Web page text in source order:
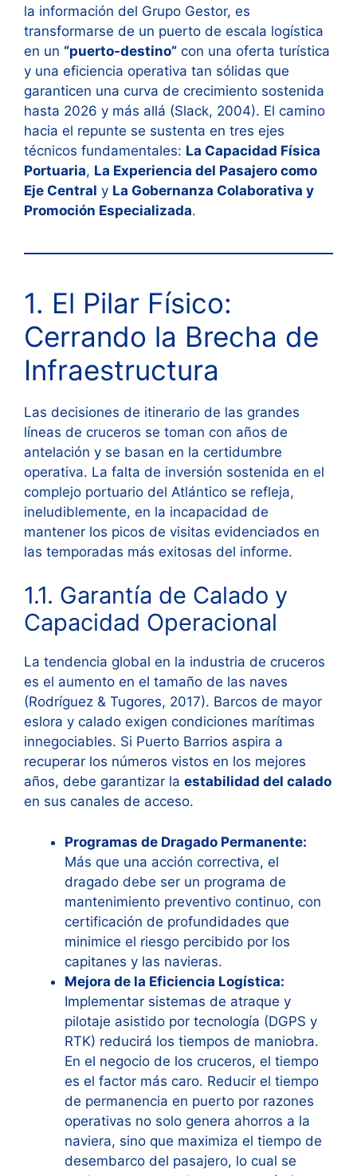
la información del Grupo Gestor, es
transformarse de un puerto de escala logística
en un “puerto-destino” con una oferta turística
y una eficiencia operativa tan sólidas que
garanticen una curva de crecimiento sostenida
hasta 2026 y más allá (Slack, 2004). El camino
hacia el repunte se sustenta en tres ejes
técnicos fundamentales: La Capacidad Física
Portuaria, La Experiencia del Pasajero como
Eje Central y La Gobernanza Colaborativa y
Promoción Especializada.
1. El Pilar Físico:
Cerrando la Brecha de
Infraestructura
Las decisiones de itinerario de las grandes
líneas de cruceros se toman con años de
antelación y se basan en la certidumbre
operativa. La falta de inversión sostenida en el
complejo portuario del Atlántico se refleja,
ineludiblemente, en la incapacidad de
mantener los picos de visitas evidenciados en
las temporadas más exitosas del informe.
1.1. Garantía de Calado y
Capacidad Operacional
La tendencia global en la industria de cruceros
es el aumento en el tamaño de las naves
(Rodríguez & Tugores, 2017). Barcos de mayor
eslora y calado exigen condiciones marítimas
innegociables. Si Puerto Barrios aspira a
recuperar los números vistos en los mejores
años, debe garantizar la estabilidad del calado
en sus canales de acceso.
Programas de Dragado Permanente:
Más que una acción correctiva, el
dragado debe ser un programa de
mantenimiento preventivo continuo, con
certificación de profundidades que
minimice el riesgo percibido por los
capitanes y las navieras.
Mejora de la Eficiencia Logística:
Implementar sistemas de atraque y
pilotaje asistido por tecnología (DGPS y
RTK) reducirá los tiempos de maniobra.
En el negocio de los cruceros, el tiempo
es el factor más caro. Reducir el tiempo
de permanencia en puerto por razones
operativas no solo genera ahorros a la
naviera, sino que maximiza el tiempo de
desembarco del pasajero, lo cual se